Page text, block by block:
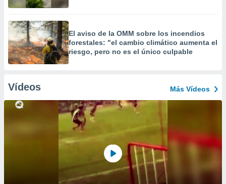
El aviso de la OMM sobre los incendios
forestales: "el cambio climático aumenta el
riesgo, pero no es el único culpable
Vídeos Más Vídeos